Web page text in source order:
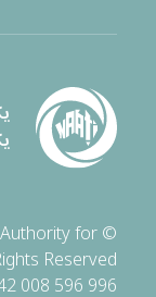
for
Reserved
008 596 996